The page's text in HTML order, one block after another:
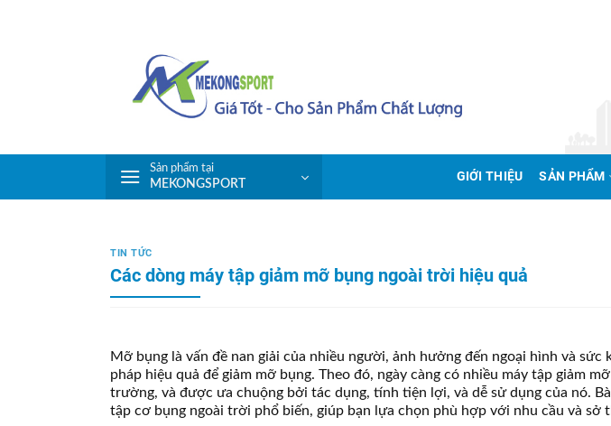
Sản phẩm tại
MEKONGSPORT GIỚI THIỆU SẢN PHẨM
TIN TỨC
Các dòng máy tập giảm mỡ bụng ngoài trời hiệu quả
Mỡ bụng là vấn đề nan giải của nhiều người, ảnh hưởng đến ngoại hình và sức
pháp hiệu quả để giảm mỡ bụng. Theo đó, ngày càng có nhiều máy tập giảm
trường, và được ưa chuộng bởi tác dụng, tính tiện lợi, và dễ sử dụng của nó.
tập cơ bụng ngoài trời phổ biến, giúp bạn lựa chọn phù hợp với nhu cầu và sở